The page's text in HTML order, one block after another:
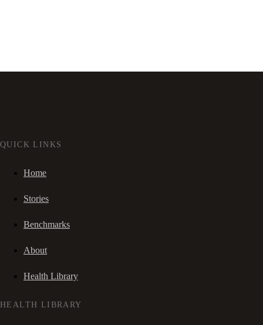
QUICK LINKS
Home
Stories
Benchmarks
About
Health Library
HEALTH LIBRARY